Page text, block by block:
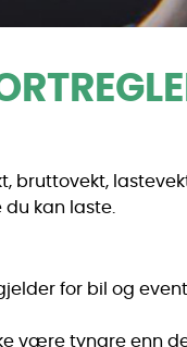
bruttovekt,
du kan laste.
for bil og
være tyngre enn